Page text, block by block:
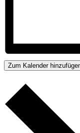
Zum Kalender